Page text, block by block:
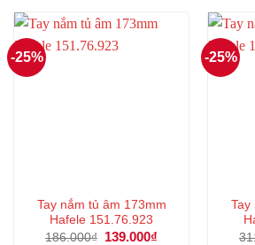
-25%
Tay nắm tủ âm 173mm
Hafele 151.76.923
186.000₫
Giá
139.000₫
-25%
Tay